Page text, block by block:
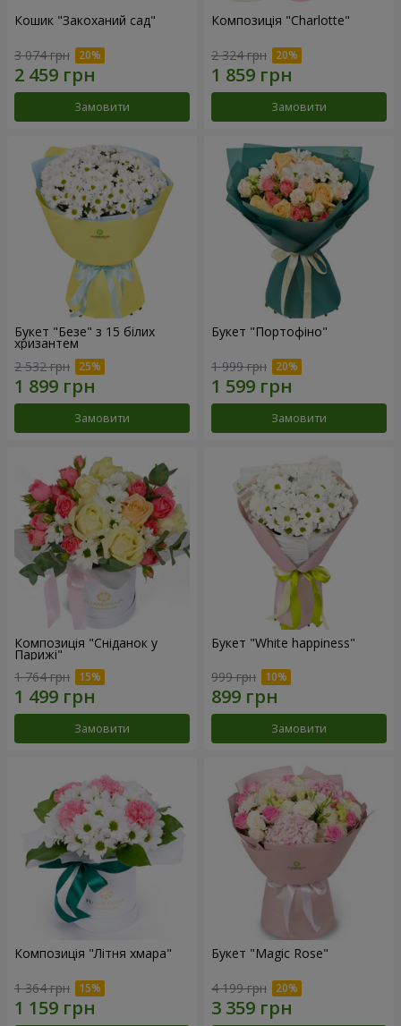
Кошик "Закоханий сад"
3 074 грн
Замовити
Композиція "Charlotte"
2 324 грн
Замовити
Букет "Безе" з 15 білих
хризантем
2 532 грн
Замовити
Букет "Портофіно"
1 999 грн
Замовити
Композиція "Сніданок у
Парижі"
1 764 грн
Замовити
Букет "White happiness"
999 грн
Замовити
Композиція "Літня хмара"
1 364 грн
Букет "Magic Rose"
4 199 грн